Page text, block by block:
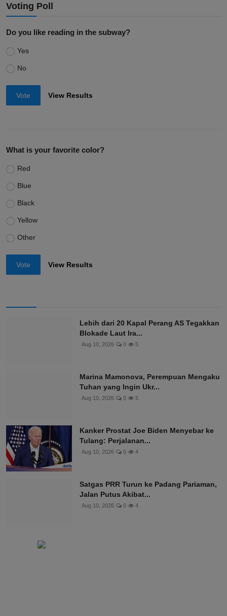
Voting Poll
Do you like reading in the subway?
Yes
No
Vote View Results
What is your favorite color?
Red
Blue
Black
Yellow
Other
Vote View Results
Lebih dari 20 Kapal Perang AS Tegakkan
Blokade Laut Ira...
Aug 10, 2026 0 5
Marina Mamonova, Perempuan Mengaku
Tuhan yang Ingin Ukr...
Aug 10, 2026 0 5
Kanker Prostat Joe Biden Menyebar ke
Tulang: Perjalanan...
Aug 10, 2026 0 4
Satgas PRR Turun ke Padang Pariaman,
Jalan Putus Akibat...
Aug 10, 2026 0 4